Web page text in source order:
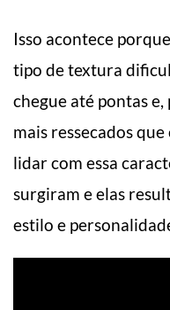
Isso acontece
tipo de textura
chegue até pontas e,
mais ressecados
lidar com essa
surgiram e elas
estilo e